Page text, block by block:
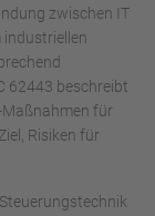
zwischen IT
industriellen
62443 beschreibt
für
Risiken für